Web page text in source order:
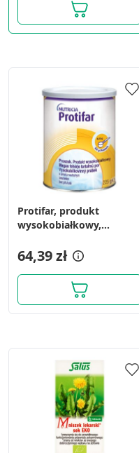
Protifar, produkt
wysokobiałkowy,
neutralnym, 225 g
64,39 zł